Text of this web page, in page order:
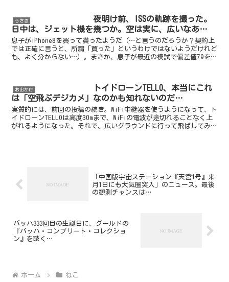
うさぎ
夜明け前、ISSの軌跡を撮った。
日中は、ジェット機を幾つか。空は実に、広いなあ…
息子がiPhone8を買って貰ったようだ（…と言うのだろうか？契約上
では正確に言うと、所謂「買った」というわけではないようだけれど
も、よく分からない…）。まさか、息子が最近の模試で偏差値79を取
お出かけ
トイドローンTELLO、本当にこれ
は「空飛ぶデジカメ」なのかも知れないのだ…
実質的には、前回の投稿の続き。WiFi中継器を使うようになって、ト
イドローンTELLOは高度30mまで、WiFiの電波が途切れることなく上
がれるようになった。それで、広いグラウンドに行って飛ばしてみた
「中国版宇宙ステーション『天宮1号』来
月1日にも大気圏突入」のニュース。最後
の観測チャンスは…
バッハ333回目の生誕日に、グールドの
『バッハ・コンプリート・コレクショ
ン』を聴く…
ホーム ねこ